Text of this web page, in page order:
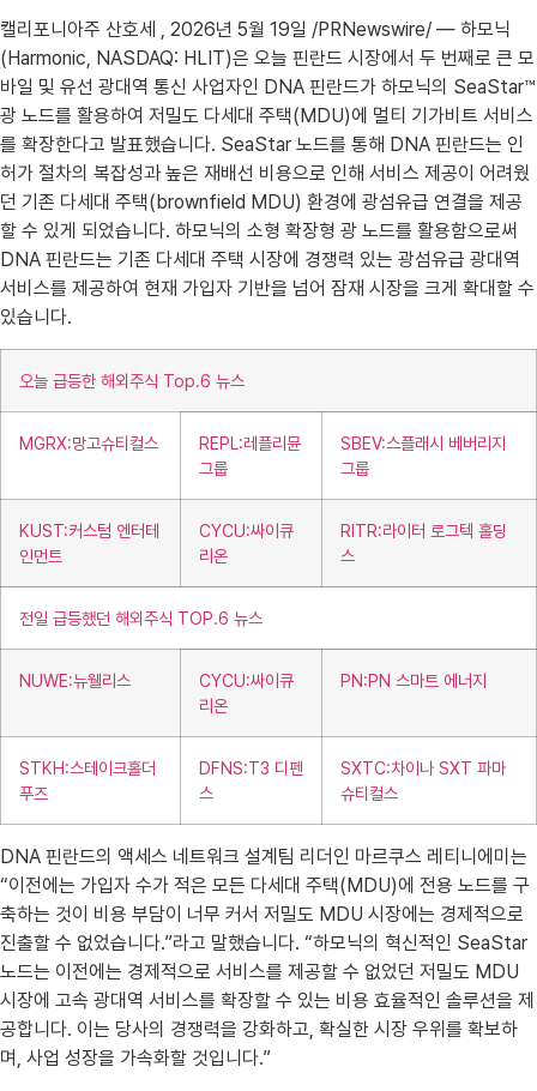
캘리포니아주 산호세 , 2026년 5월 19일 /PRNewswire/ — 하모닉
(Harmonic, NASDAQ: HLIT)은 오늘 핀란드 시장에서 두 번째로 큰 모
바일 및 유선 광대역 통신 사업자인 DNA 핀란드가 하모닉의 SeaStar™
광 노드를 활용하여 저밀도 다세대 주택(MDU)에 멀티 기가비트 서비스
를 확장한다고 발표했습니다. SeaStar 노드를 통해 DNA 핀란드는 인
허가 절차의 복잡성과 높은 재배선 비용으로 인해 서비스 제공이 어려웠
던 기존 다세대 주택(brownfield MDU) 환경에 광섬유급 연결을 제공
할 수 있게 되었습니다. 하모닉의 소형 확장형 광 노드를 활용함으로써
DNA 핀란드는 기존 다세대 주택 시장에 경쟁력 있는 광섬유급 광대역
서비스를 제공하여 현재 가입자 기반을 넘어 잠재 시장을 크게 확대할 수
있습니다.
오늘 급등한 해외주식 Top.6 뉴스
MGRX:망고슈티컬스
REPL:레플리뮨
그룹
SBEV:스플래시 베버리지
그룹
KUST:커스텀 엔터테
인먼트
CYCU:싸이큐
리온
RITR:라이터 로그텍 홀딩
스
전일 급등했던 해외주식 TOP.6 뉴스
NUWE:뉴웰리스
CYCU:싸이큐
리온
PN:PN 스마트 에너지
STKH:스테이크홀더
푸즈
DFNS:T3 디펜
스
SXTC:차이나 SXT 파마
슈티컬스
DNA 핀란드의 액세스 네트워크 설계팀 리더인 마르쿠스 레티니에미는
“이전에는 가입자 수가 적은 모든 다세대 주택(MDU)에 전용 노드를 구
축하는 것이 비용 부담이 너무 커서 저밀도 MDU 시장에는 경제적으로
진출할 수 없었습니다.”라고 말했습니다. “하모닉의 혁신적인 SeaStar
노드는 이전에는 경제적으로 서비스를 제공할 수 없었던 저밀도 MDU
시장에 고속 광대역 서비스를 확장할 수 있는 비용 효율적인 솔루션을 제
공합니다. 이는 당사의 경쟁력을 강화하고, 확실한 시장 우위를 확보하
며, 사업 성장을 가속화할 것입니다.”